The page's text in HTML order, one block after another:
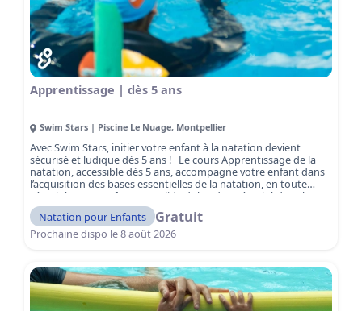
Apprentissage | dès 5 ans
Swim Stars | Piscine Le Nuage, Montpellier
Avec Swim Stars, initier votre enfant à la natation devient
sécurisé et ludique dès 5 ans ! Le cours Apprentissage de la
natation, accessible dès 5 ans, accompagne votre enfant dans
l’acquisition des bases essentielles de la natation, en toute
sécurité. Votre enfant consolide d’abord sa sécurité dans l’eau,
avant de développer progressivement son autonomie et sa
technique de nage. Encadré par des maîtres-nageurs qualifiés,
il apprend à maîtriser les fondamentaux — respiration,
équilibre et déplacements — pour gagner confiance et aisance
respectent le rythme de chaque enfant.
Réservez dès
maintenant votre séance découverte gratuite et offrez à votre
enfant sa première expérience réussie dans l’eau !
Natation pour Enfants Gratuit
Prochaine dispo le8 août 2026